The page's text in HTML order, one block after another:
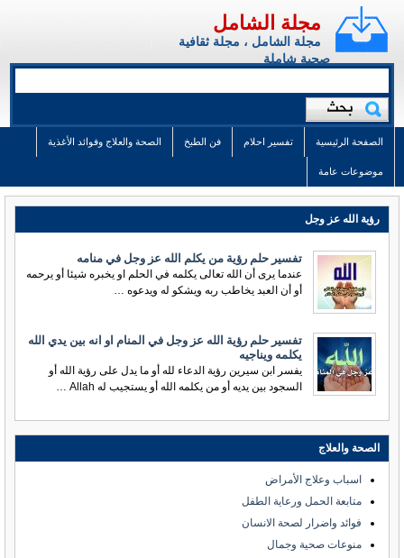
مجلة الشامل
مجلة الشامل ، مجلة ثقافية
صحية شاملة
الصفحة الرئيسية تفسير احلام فن الطبخ الصحة والعلاج وفوائد الأغذية
موضوعات عامة
رؤية الله عز وجل
تفسير حلم رؤية من يكلم الله عز وجل في منامه
عندما يرى أن الله تعالى يكلمه في الحلم او يخبره شيئا أو يرحمه
أو أن العبد يخاطب ربه ويشكو له ويدعوه …
تفسير حلم رؤية الله عز وجل في المنام او انه بين يدي الله
يكلمه ويناجيه
يفسر ابن سيرين رؤية الدعاء لله أو ما يدل على رؤية الله أو
السجود بين يديه أو من يكلمه الله أو يستجيب له Allah …
الصحة والعلاج
اسباب وعلاج الأمراض
متابعة الحمل ورعاية الطفل
فوائد واضرار لصحة الانسان
منوعات صحية وجمال